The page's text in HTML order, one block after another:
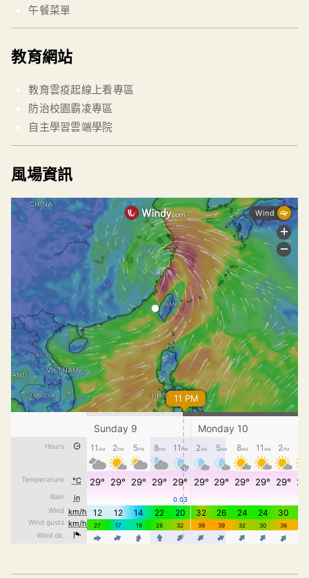
午餐菜單
教育網站
教育雲疫起線上看專區
防治校園霸凌專區
自主學習雲端學院
風場資訊